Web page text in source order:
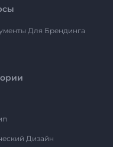
Для Брендинга
Дизайн